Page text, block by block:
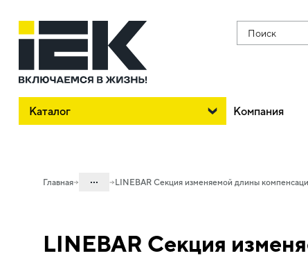
Поиск
Каталог Компания
Главная ...
40. Шинопровод
LINEBAR Секция изменяемой длины
LINEBAR Секция